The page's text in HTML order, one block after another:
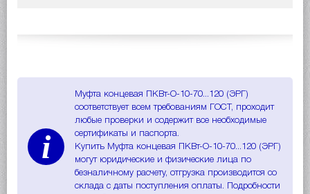
i
Муфта концевая ПКВт-О-10-70...120 (ЭРГ)
соответствует всем требованиям ГОСТ, проходит
любые проверки и содержит все необходимые
сертификаты и паспорта.
Купить Муфта концевая ПКВт-О-10-70...120 (ЭРГ)
могут юридические и физические лица по
безналичному расчету, отгрузка производится со
склада с даты поступления оплаты. Подробности